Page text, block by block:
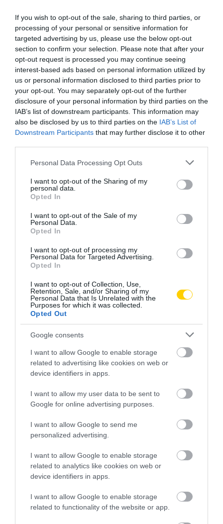
If you wish to opt-out of the sale, sharing to third parties, or
processing of your personal or sensitive information for
targeted advertising by us, please use the below opt-out
section to confirm your selection. Please note that after your
opt-out request is processed you may continue seeing
interest-based ads based on personal information utilized by
us or personal information disclosed to third parties prior to
your opt-out. You may separately opt-out of the further
disclosure of your personal information by third parties on the
IAB’s list of downstream participants. This information may
also be disclosed by us to third parties on the IAB’s List of
Downstream Participants that may further disclose it to other
Please note that this website/app uses one or more Google
not limited to your visit or usage behaviour. You may click to
grant or deny consent to Google and its third-party tags to
use your data for below specified purposes in below Google
consent section.
Personal Data Processing Opt Outs
I want to opt-out of the Sharing of my
personal data.
Opted In
I want to opt-out of the Sale of my
Personal Data.
Opted In
I want to opt-out of processing my
Personal Data for Targeted Advertising.
Opted In
I want to opt-out of Collection, Use,
Retention, Sale, and/or Sharing of my
Personal Data that Is Unrelated with the
Purposes for which it was collected.
Opted Out
Google consents
I want to allow Google to enable storage
related to advertising like cookies on web or
device identifiers in apps.
I want to allow my user data to be sent to
Google for online advertising purposes.
I want to allow Google to send me
personalized advertising.
I want to allow Google to enable storage
related to analytics like cookies on web or
device identifiers in apps.
I want to allow Google to enable storage
related to functionality of the website or app.
KIÁLLÍTÁS MÚZEUM